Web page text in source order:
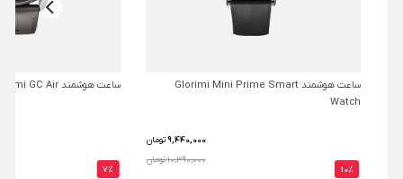
ساعت هوشمند Glorimi Mini Prime Smart
Watch
9,440,000تومان
10,390,000 تومان
10%
ساعت هوشمند Glorimi GC Air
7%